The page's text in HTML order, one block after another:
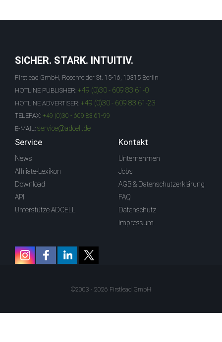
SICHER. STARK. INTUITIV.
Firstlead GmbH, Rosenfelder St. 15-16, 10315 Berlin
HOTLINE PUBLISHER: +49 (0)30 - 609 83 61-0
HOTLINE ADVERTISER: +49 (0)30 - 609 83 61-23
TELEFAX: +49 (0)30 - 609 83 61-99
E-MAIL: service@adcell.de
Service
News
Affiliate-Lexikon
Download
API
Unterstütze ADCELL
Kontakt
Unternehmen
Jobs
AGB & Datenschutzerklärung
FAQ
Datenschutz
Impressum
©2003 - 2026 Firstlead GmbH